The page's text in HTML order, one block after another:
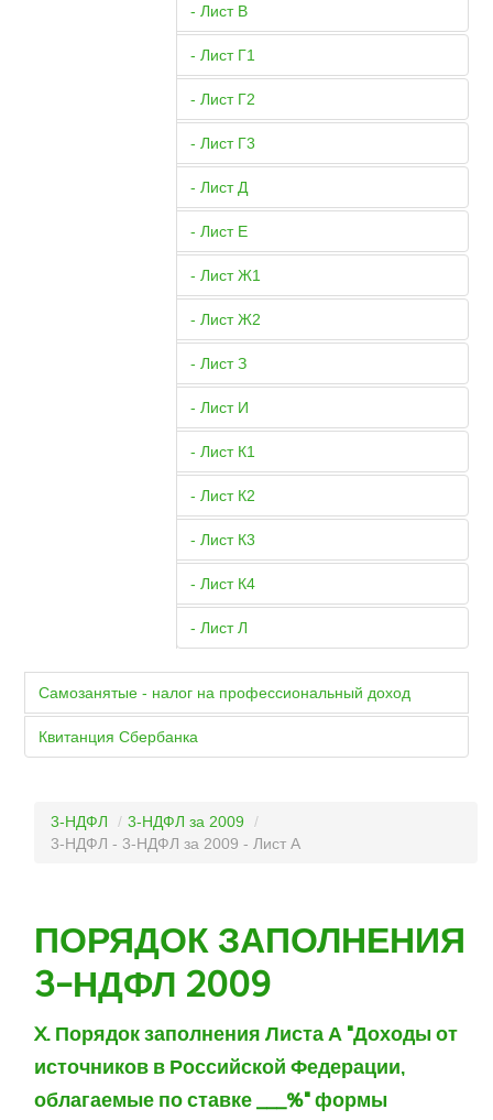
- Лист В
- Лист Г1
- Лист Г2
- Лист Г3
- Лист Д
- Лист Е
- Лист Ж1
- Лист Ж2
- Лист З
- Лист И
- Лист К1
- Лист К2
- Лист К3
- Лист К4
- Лист Л
Самозанятые - налог на профессиональный доход
Квитанция Сбербанка
3-НДФЛ / 3-НДФЛ за 2009
/
3-НДФЛ - 3-НДФЛ за 2009 - Лист А
ПОРЯДОК ЗАПОЛНЕНИЯ
3-НДФЛ 2009
X. Порядок заполнения Листа А "Доходы от
источников в Российской Федерации,
облагаемые по ставке ___%" формы